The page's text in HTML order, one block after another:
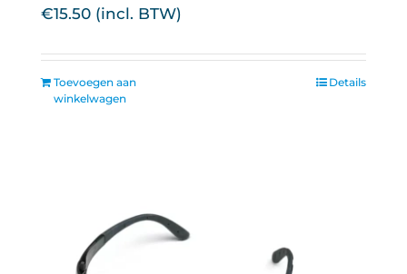
€15.50
Toevoegen aan
winkelwagen
Details